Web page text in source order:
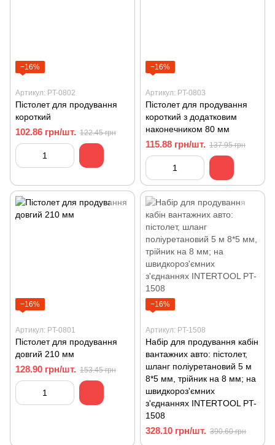
−16%
Артикул: PT-0802
Пістолет для продування
короткий
102.86 грн/шт. 122.45 грн
−16%
Артикул: PT-0803
Пістолет для продування
короткий з додатковим
наконечником 80 мм
115.88 грн/шт. 137.95 грн
−16%
Артикул: PT-0801
Пістолет для продування
довгий 210 мм
128.90 грн/шт. 153.45 грн
−16%
Артикул: PT-1508
Набір для продування кабін
вантажних авто: пістолет,
шланг поліуретановий 5 м
8*5 мм, трійник на 8 мм; на
швидкороз'ємних
з'єднаннях INTERTOOL PT-
1508
328.10 грн/шт. 390.60 грн